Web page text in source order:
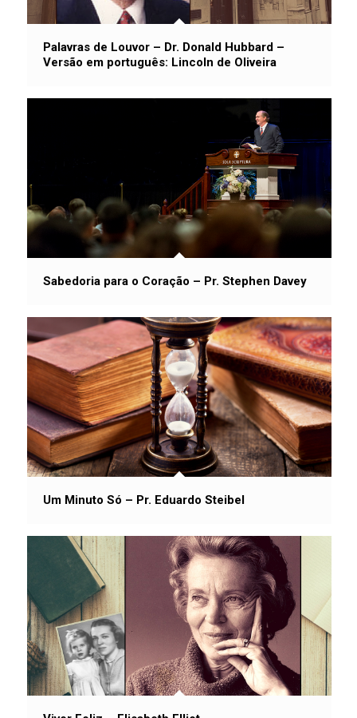
Palavras de Louvor – Dr. Donald Hubbard –
Versão em português: Lincoln de Oliveira
Sabedoria para o Coração – Pr. Stephen Davey
Um Minuto Só – Pr. Eduardo Steibel